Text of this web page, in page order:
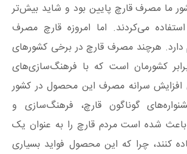
ما مصرف قارچ پایین بود و شاید بیش‌تر
می‌کردند. اما امروزه قارچ مصرف
هرچند مصرف قارچ در برخی کشورهای
کشورمان است که با فرهنگ‌سازی‌های
افزایش سرانه مصرف این محصول در کشور
گوناگون قارچ، فرهنگ‌سازی و
باعث شده است مردم قارچ را به عنوان یک
کنند، چرا که این محصول فواید بسیاری